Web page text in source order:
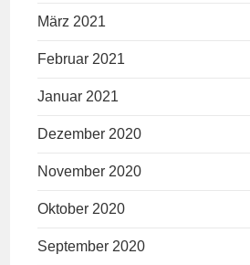
März 2021
Februar 2021
Januar 2021
Dezember 2020
November 2020
Oktober 2020
September 2020